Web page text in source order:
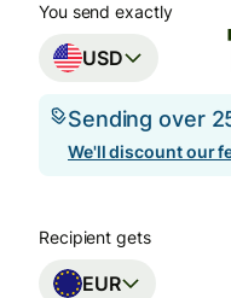
You send exactly
USD
Sending over
We'll discount our
Recipient gets
EUR